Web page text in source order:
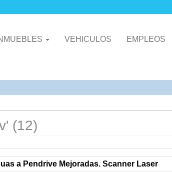
VEHICULOS EMPLEOS
(12)
a Pendrive Mejoradas. Scanner Laser